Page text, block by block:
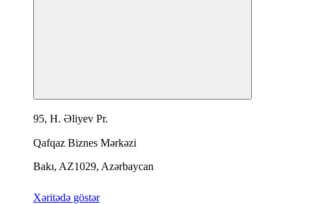
95, H. Əliyev Pr.
Qafqaz Biznes Mərkəzi
Bakı, AZ1029, Azərbaycan
Xəritədə göstər